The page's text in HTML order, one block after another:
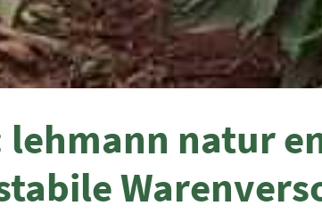
natur